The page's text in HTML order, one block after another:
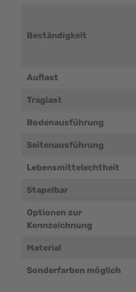
Beständigkeit
Auflast
Traglast
Bodenausführung
Seitenausführung
Lebensmittelechtheit
Stapelbar
Optionen zur
Kennzeichnung
Material
Sonderfarben möglich